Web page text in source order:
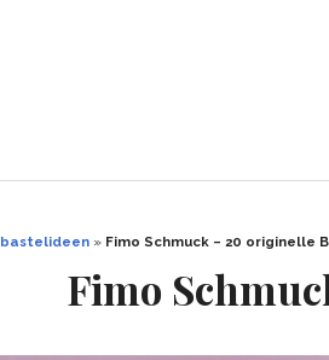
bastelideen » Fimo Schmuck – 20 originelle
Fimo